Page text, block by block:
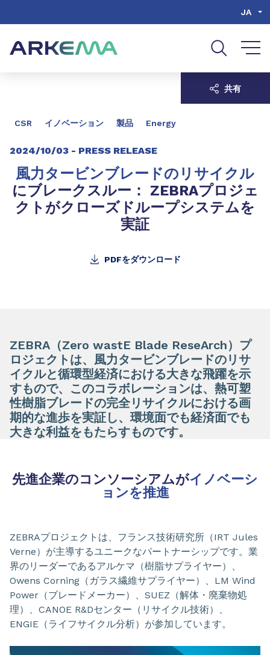
JA
CSR イノベーション 製品 Energy
2024/10/03 - PRESS RELEASE
風力タービンブレードのリサイクル
にブレークスルー： ZEBRAプロジェ
クトがクローズドループシステムを
実証
PDFをダウンロード
共有
ZEBRA（Zero wastE Blade ReseArch）プ
ロジェクトは、風力タービンブレードのリサ
イクルと循環型経済における大きな飛躍を示
すもので、このコラボレーションは、熱可塑
性樹脂ブレードの完全リサイクルにおける画
期的な進歩を実証し、環境面でも経済面でも
大きな利益をもたらすものです。
先進企業のコンソーシアムがイノベーシ
ョンを推進
ZEBRAプロジェクトは、フランス技術研究所（IRT Jules
Verne）が主導するユニークなパートナーシップです。業
界のリーダーであるアルケマ（樹脂サプライヤー）、
Owens Corning（ガラス繊維サプライヤー）、LM Wind
Power（ブレードメーカー）、SUEZ（解体・廃棄物処
理）、CANOE R&Dセンター（リサイクル技術）、
ENGIE（ライフサイクル分析）が参加しています。